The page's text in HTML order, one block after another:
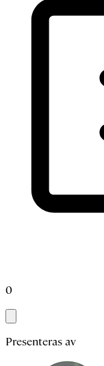
0
Presenteras av